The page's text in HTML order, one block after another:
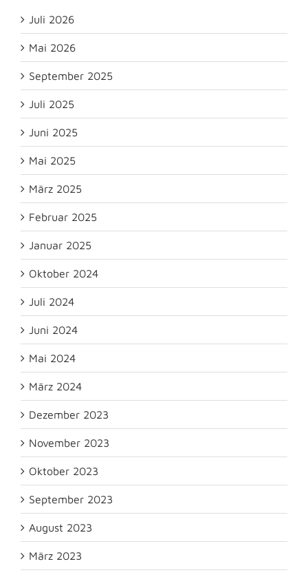
Juli 2026
Mai 2026
September 2025
Juli 2025
Juni 2025
Mai 2025
März 2025
Februar 2025
Januar 2025
Oktober 2024
Juli 2024
Juni 2024
Mai 2024
März 2024
Dezember 2023
November 2023
Oktober 2023
September 2023
August 2023
März 2023